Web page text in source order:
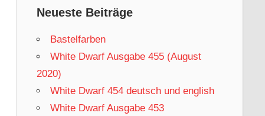
Neueste Beiträge
Bastelfarben
White Dwarf Ausgabe 455 (August
2020)
White Dwarf 454 deutsch und english
White Dwarf Ausgabe 453